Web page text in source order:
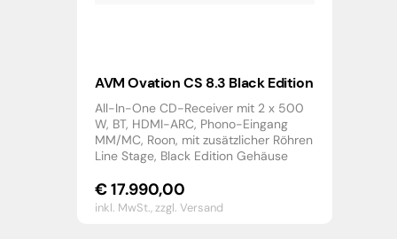
AVM Ovation CS 8.3 Black Edition
All-In-One CD-Receiver mit 2 x 500
W, BT, HDMI-ARC, Phono-Eingang
MM/MC, Roon, mit zusätzlicher Röhren
Line Stage, Black Edition Gehäuse
€17.990,00
inkl. MwSt.,zzgl. Versand